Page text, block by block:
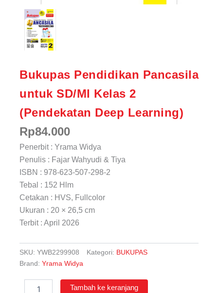
Bukupas Pendidikan Pancasila
untuk SD/MI Kelas 2
(Pendekatan Deep Learning)
Rp84.000
Penerbit : Yrama Widya
Penulis : Fajar Wahyudi & Tiya
ISBN : 978-623-507-298-2
Tebal : 152 Hlm
Cetakan : HVS, Fullcolor
Ukuran : 20 × 26,5 cm
Terbit : April 2026
SKU: YWB2299908 Kategori: BUKUPAS
Brand: Yrama Widya
Tambah ke keranjang